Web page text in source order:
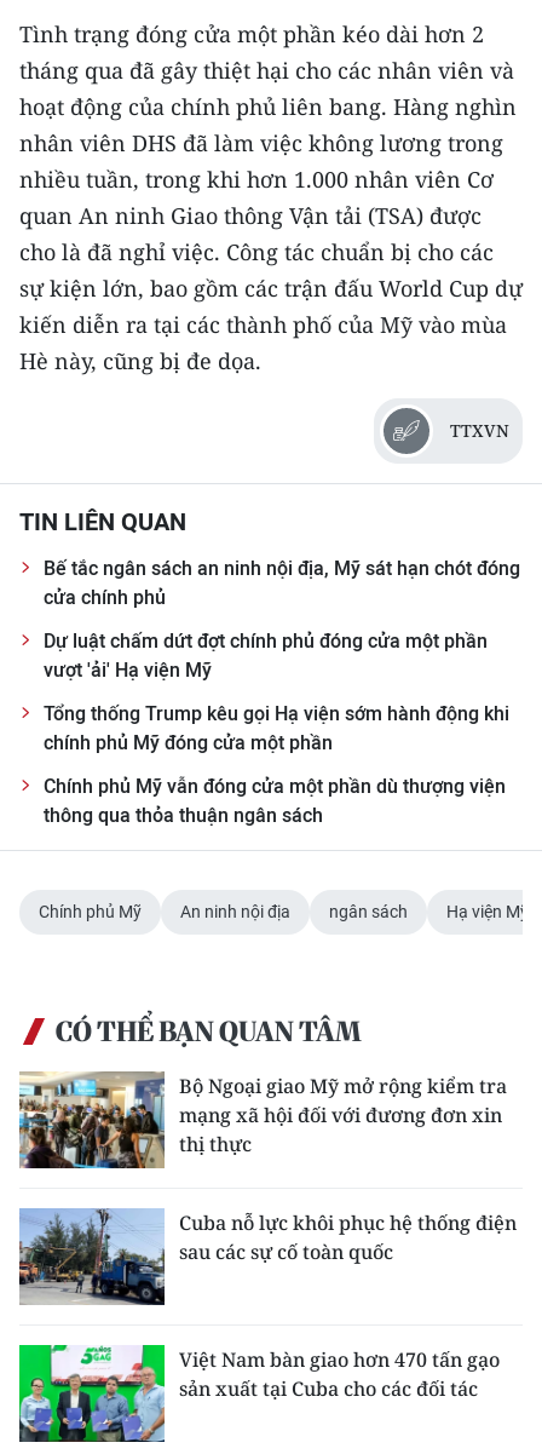
Bắc Trung Bộ
Duyên hải Nam Trung Bộ và Tây
Nguyên
Đông Nam Bộ
Đồng bằng sông Cửu Long
Chuyên trang Hà Nội
Chuyên trang TP. Hồ Chí Minh
CÁC CHUYÊN TRANG
VỀ BÁO NHÂN DÂN
NHÂN DÂN CUỐI TUẦN
NHÂN DÂN HẰNG THÁNG
MUA BÁO
ĐỌC BÁO IN
ENGLISH
FRANÇAIS
РУССКИЙ
ESPAÑOL
한국어
Tình trạng đóng cửa một phần kéo dài hơn 2
tháng qua đã gây thiệt hại cho các nhân viên và
hoạt động của chính phủ liên bang. Hàng nghìn
nhân viên DHS đã làm việc không lương trong
nhiều tuần, trong khi hơn 1.000 nhân viên Cơ
quan An ninh Giao thông Vận tải (TSA) được
cho là đã nghỉ việc. Công tác chuẩn bị cho các
sự kiện lớn, bao gồm các trận đấu World Cup dự
kiến diễn ra tại các thành phố của Mỹ vào mùa
Hè này, cũng bị đe dọa.
TTXVN
TIN LIÊN QUAN
Bế tắc ngân sách an ninh nội địa, Mỹ sát hạn chót đóng
cửa chính phủ
Dự luật chấm dứt đợt chính phủ đóng cửa một phần
vượt 'ải' Hạ viện Mỹ
Tổng thống Trump kêu gọi Hạ viện sớm hành động khi
chính phủ Mỹ đóng cửa một phần
Chính phủ Mỹ vẫn đóng cửa một phần dù thượng viện
thông qua thỏa thuận ngân sách
Chính phủ Mỹ An ninh nội địa ngân sách Hạ viện Mỹ
CÓ THỂ BẠN QUAN TÂM
Bộ Ngoại giao Mỹ mở rộng kiểm tra
mạng xã hội đối với đương đơn xin
thị thực
Cuba nỗ lực khôi phục hệ thống điện
sau các sự cố toàn quốc
Việt Nam bàn giao hơn 470 tấn gạo
sản xuất tại Cuba cho các đối tác